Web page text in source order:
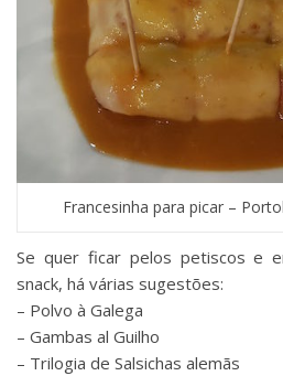
Francesinha para picar –
Se quer ficar pelos petiscos e
snack, há várias sugestões:
– Polvo à Galega
– Gambas al Guilho
– Trilogia de Salsichas alemãs